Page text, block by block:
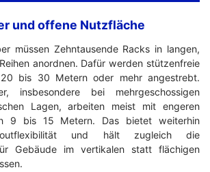
und offene Nutzfläche
müssen Zehntausende Racks in langen,
anordnen. Dafür werden stützenfreie
bis 30 Metern oder mehr angestrebt.
insbesondere bei mehrgeschossigen
Lagen, arbeiten meist mit engeren
9 bis 15 Metern. Das bietet weiterhin
und hält zugleich die
Gebäude im vertikalen statt flächigen